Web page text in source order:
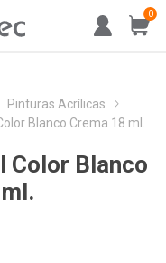
0
Pinturas Acrílicas
Blanco Crema 18 ml.
Color Blanco